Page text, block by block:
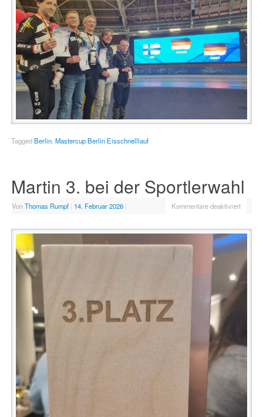
TaggedBerlin, Mastercup Berlin Eisschnelllauf
Martin 3. bei der Sportlerwahl
VonThomas Rumpf | 14. Februar 2026 | Kommentare deaktiviert